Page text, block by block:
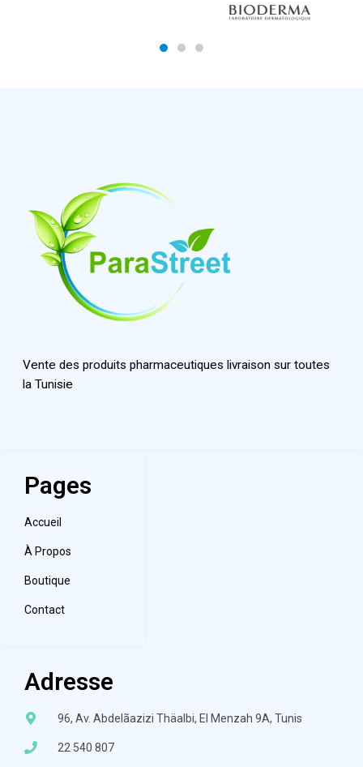
Vente des produits pharmaceutiques livraison sur toutes
la Tunisie
Pages
Accueil
À Propos
Boutique
Contact
Adresse
96, Av. Abdelãazizi Thäalbi, El Menzah 9A, Tunis
22 540 807